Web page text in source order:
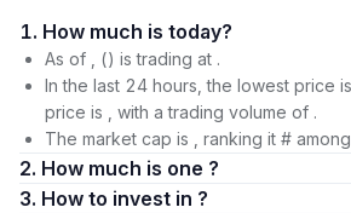
1. How much is today?
As of , () is trading at .
In the last 24 hours, the lowest price
price is , with a trading volume of .
The market cap is , ranking it #
2. How much is one ?
3. How to invest in ?